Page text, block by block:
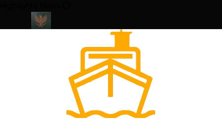
content